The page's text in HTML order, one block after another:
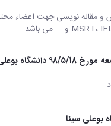
و مقاله نویسی جهت اعضاء
بوعلی سینا